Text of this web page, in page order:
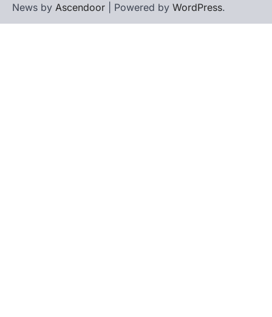
News by Ascendoor | Powered by WordPress.